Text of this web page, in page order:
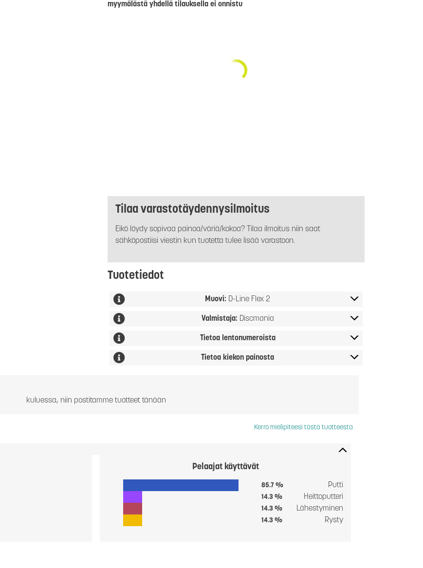
myymälästä yhdellä tilauksella ei onnistu
Tilaa varastotäydennysilmoitus
Eikö löydy sopivaa painoa/väriä/kokoa? Tilaa ilmoitus niin saat
sähköpostiisi viestin kun tuotetta tulee lisää varastoon.
Tuotetiedot
Muovi: D-Line Flex 2
Valmistaja: Discmania
Tietoa lentonumeroista
Tietoa kiekon painosta
kuluessa, niin postitamme tuotteet tänään
Kerro mielipiteesi tästä tuotteesta
Pelaajat käyttävät
85.7 % Putti
14.3 % Heittoputteri
14.3 % Lähestyminen
14.3 % Rysty